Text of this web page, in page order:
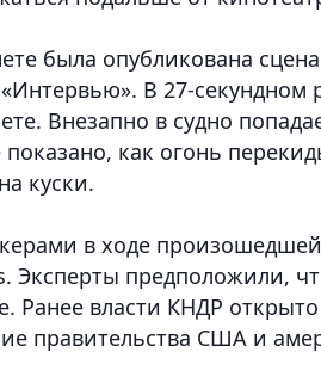
была опубликована
В 27-
Внезапно в судно
как огонь
куски.
в ходе
Эксперты предположили,
Ранее власти КНДР
правительства США и